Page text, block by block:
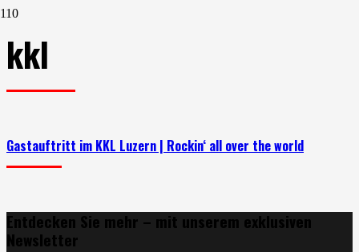
kkl
Gastauftritt im KKL Luzern | Rockin‘ all over the world
Entdecken Sie mehr – mit unserem exklusiven
Newsletter